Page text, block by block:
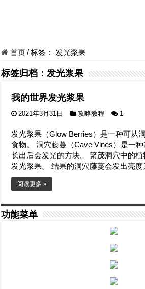
首页/标签： 发光浆果
标签归档：发光浆果
我的世界发光浆果
2021年3月31日 攻略教程 1
发光浆果（Glow Berries）是一种可从
食物。 洞穴藤蔓（Cave Vines）是一
长出后会发光的方块。 繁茂洞穴中的
发光浆果。 结果的洞穴藤蔓会发出亮
阅读更多 »
功能菜单